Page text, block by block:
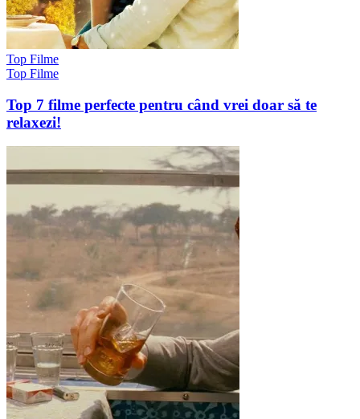
Top Filme
Top Filme
Top 7 filme perfecte pentru când vrei doar să te
relaxezi!